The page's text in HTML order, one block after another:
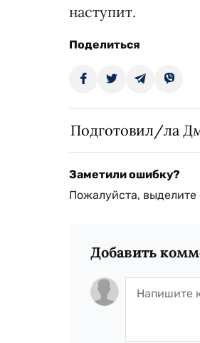
наступит.
Поделиться
Подготовил/ла
Заметили ошибку?
Пожалуйста,
Добавить